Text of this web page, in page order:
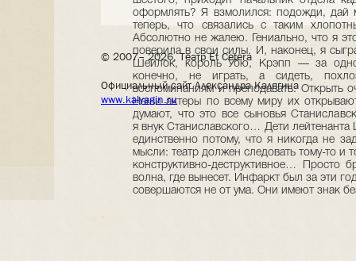
© 2007– 2026, Театр Et Cetera
Официальный сайт Александра Калягина
www.kalyagin.ru